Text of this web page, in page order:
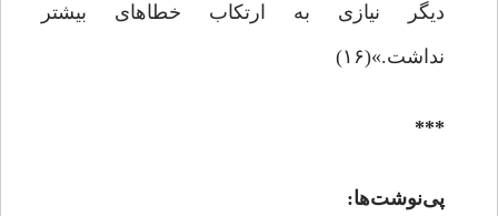
دیگر نیازی به ارتکاب خطاهای بیشتر
نداشت.»(۱۶)
***
پی‌نوشت‌ها: